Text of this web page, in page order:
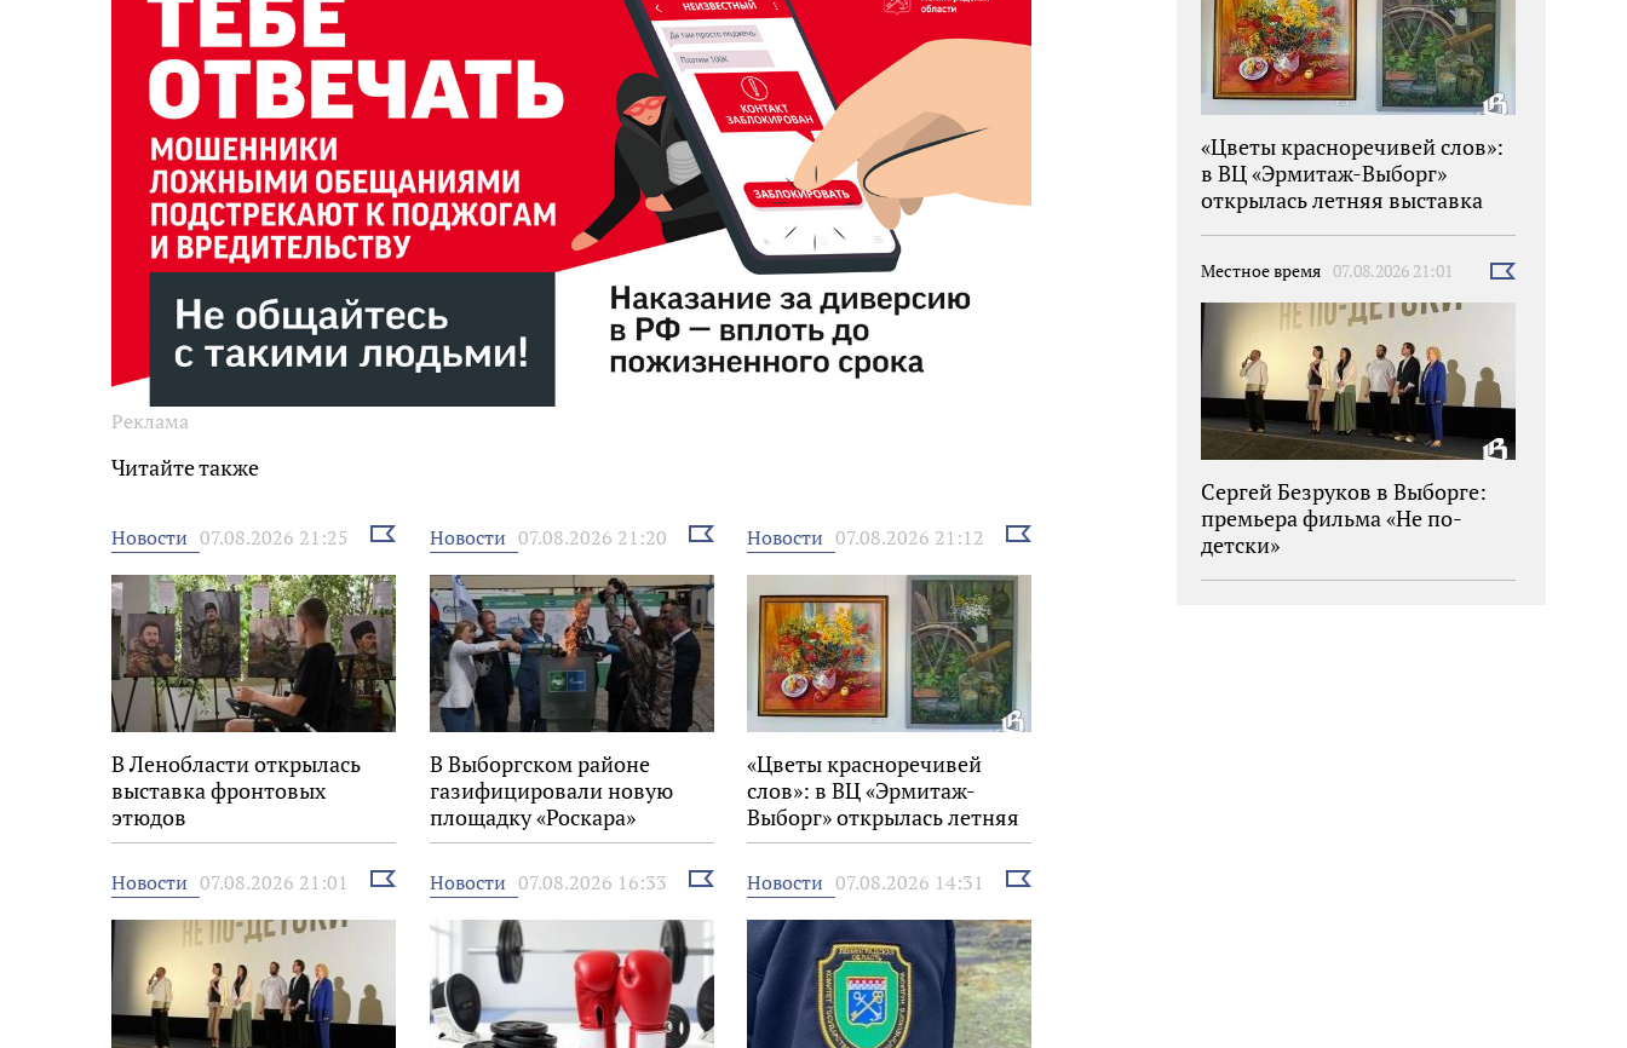
Реклама
Читайте также
Новости 07.08.2026 21:25
Выбрать
новость
В Ленобласти открылась
выставка фронтовых
этюдов
Новости 07.08.2026 21:20
Выбрать
новость
В Выборгском районе
газифицировали новую
площадку «Роскара»
Новости 07.08.2026 21:12
Выбрать
«Цветы красноречивей
слов»: в ВЦ «Эрмитаж-
Выборг» открылась летняя
выставка
Новости 07.08.2026 21:01
Выбрать
новость
Новости 07.08.2026 16:33
Выбрать
новость
Новости 07.08.2026 14:31
Выбрать
«Цветы красноречивей слов»:
в ВЦ «Эрмитаж-Выборг»
открылась летняя выставка
Местное время 07.08.2026 21:01
Выбрать
Сергей Безруков в Выборге:
премьера фильма «Не по-
детски»